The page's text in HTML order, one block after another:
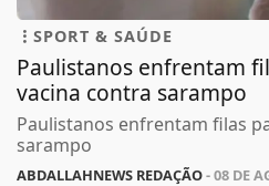
SPORT & SAÚDE
Paulistanos enfrentam
vacina contra sarampo
Paulistanos enfrentam filas
sarampo
ABDALLAHNEWS REDAÇÃO- 08 DE